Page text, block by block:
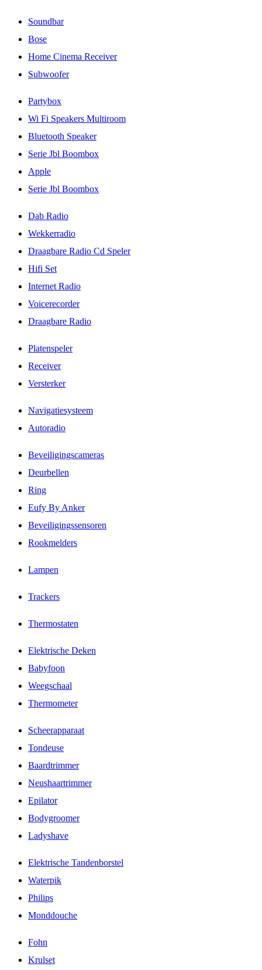
Soundbar
Bose
Home Cinema Receiver
Subwoofer
Partybox
Wi Fi Speakers Multiroom
Bluetooth Speaker
Serie Jbl Boombox
Apple
Serie Jbl Boombox
Dab Radio
Wekkerradio
Draagbare Radio Cd Speler
Hifi Set
Internet Radio
Voicerecorder
Draagbare Radio
Platenspeler
Receiver
Versterker
Navigatiesysteem
Autoradio
Beveiligingscameras
Deurbellen
Ring
Eufy By Anker
Beveiligingssensoren
Rookmelders
Lampen
Trackers
Thermostaten
Elektrische Deken
Babyfoon
Weegschaal
Thermometer
Scheerapparaat
Tondeuse
Baardtrimmer
Neushaartrimmer
Epilator
Bodygroomer
Ladyshave
Elektrische Tandenborstel
Waterpik
Philips
Monddouche
Fohn
Krulset